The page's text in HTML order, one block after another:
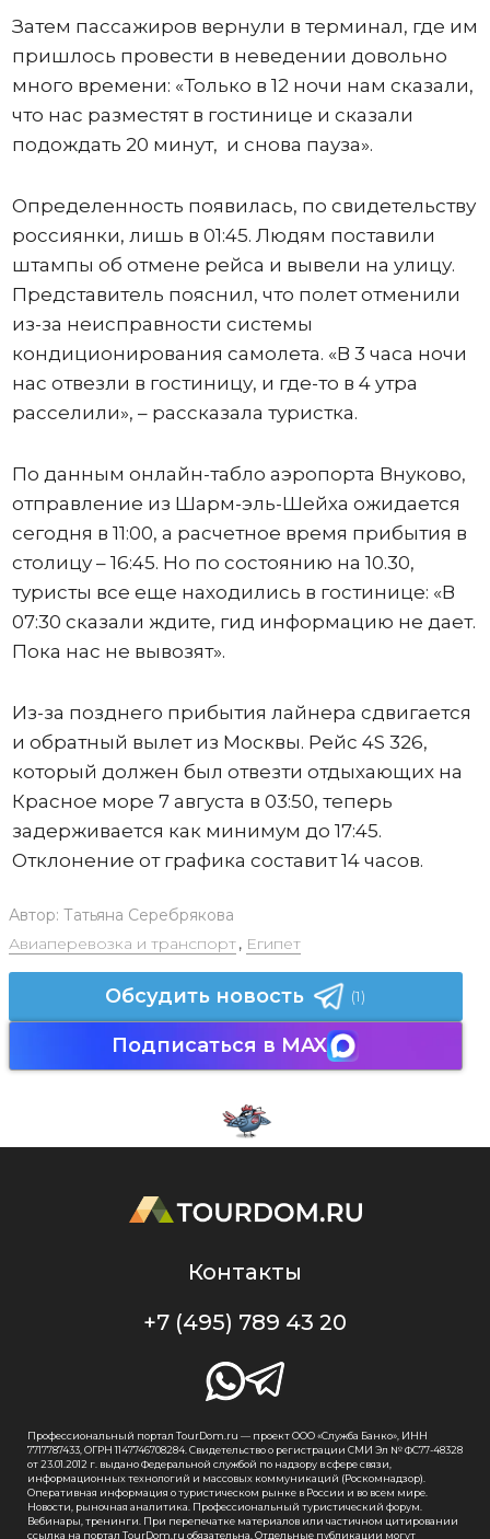
Затем пассажиров вернули в терминал, где им
пришлось провести в неведении довольно
много времени: «Только в 12 ночи нам сказали,
что нас разместят в гостинице и сказали
подождать 20 минут, и снова пауза».
Определенность появилась, по свидетельству
россиянки, лишь в 01:45. Людям поставили
штампы об отмене рейса и вывели на улицу.
Представитель пояснил, что полет отменили
из-за неисправности системы
кондиционирования самолета. «В 3 часа ночи
нас отвезли в гостиницу, и где-то в 4 утра
расселили», – рассказала туристка.
По данным онлайн-табло аэропорта Внуково,
отправление из Шарм-эль-Шейха ожидается
сегодня в 11:00, а расчетное время прибытия в
столицу – 16:45. Но по состоянию на 10.30,
туристы все еще находились в гостинице: «В
07:30 сказали ждите, гид информацию не дает.
Пока нас не вывозят».
Из-за позднего прибытия лайнера сдвигается
и обратный вылет из Москвы. Рейс 4S 326,
который должен был отвезти отдыхающих на
Красное море 7 августа в 03:50, теперь
задерживается как минимум до 17:45.
Отклонение от графика составит 14 часов.
Автор: Татьяна Серебрякова
Авиаперевозка и транспорт, Египет
Обсудить новость (1)
Подписаться в MAX
Контакты
+7 (495) 789 43 20
Профессиональный портал TourDom.ru — проект ООО «Служба Банко», ИНН
7717787433, ОГРН 1147746708284. Свидетельство о регистрации СМИ Эл № ФС77-48328
от 23.01.2012 г. выдано Федеральной службой по надзору в сфере связи,
информационных технологий и массовых коммуникаций (Роскомнадзор).
Оперативная информация о туристическом рынке в России и во всем мире.
Новости, рыночная аналитика. Профессиональный туристический форум.
Вебинары, тренинги. При перепечатке материалов или частичном цитировании
ссылка на портал TourDom.ru обязательна. Отдельные публикации могут